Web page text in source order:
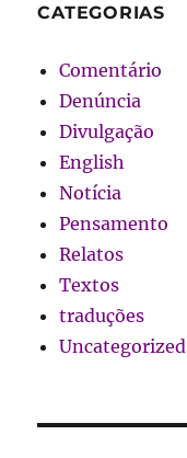
CATEGORIAS
Comentário
Denúncia
Divulgação
English
Notícia
Pensamento
Relatos
Textos
traduções
Uncategorized